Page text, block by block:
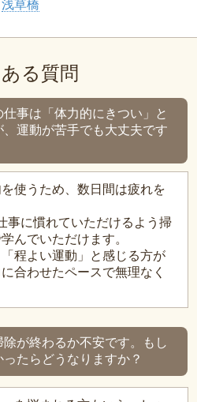
浅草橋
る質問
仕事は「体力的にきつい」と
、運動が苦手でも大丈夫です
使うため、数日間は疲れを
事に慣れていただけるよう掃
んでいただけます。
程よい運動」と感じる方が
合わせたペースで無理なく
除が終わるか不安です。もし
たらどうなりますか？